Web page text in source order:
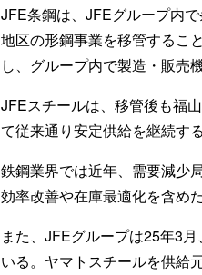
JFE条鋼は、JFEグループ内
地区の形鋼事業を移管するこ
し、グループ内で製造・販売
JFEスチールは、移管後も福
て従来通り安定供給を継続す
鉄鋼業界では近年、需要減少
効率改善や在庫最適化を含め
また、JFEグループは25年3
いる。ヤマトスチールを供給